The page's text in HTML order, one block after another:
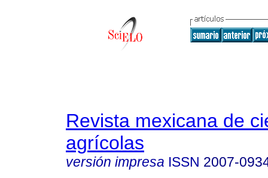
Revista mexicana de
agrícolas
versión impresa ISSN 2007-